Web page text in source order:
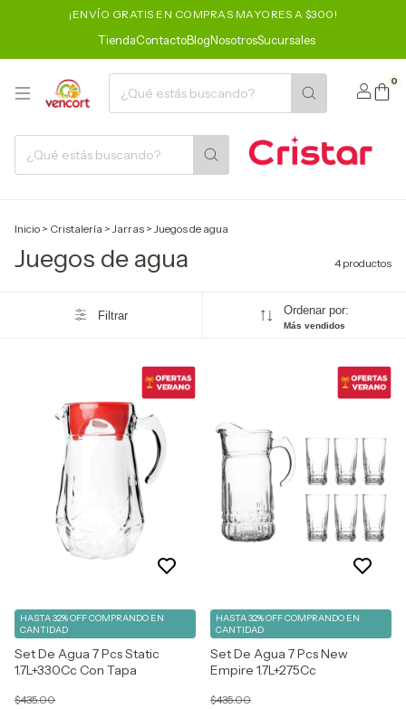
¡ENVÍO GRATIS EN COMPRAS MAYORES A $300!
TiendaContactoBlogNosotrosSucursales
0
Inicio > Cristalería > Jarras > Juegos de agua
Juegos de agua 4 productos
Filtrar Ordenar por:
Más vendidos
Set De Agua 7 Pcs Static
1.7L+330Cc Con Tapa
$435.00
HASTA 32% OFFCOMPRANDO EN
CANTIDAD
Set De Agua 7 Pcs New
Empire 1.7L+275Cc
$435.00
HASTA 32% OFFCOMPRANDO EN
CANTIDAD